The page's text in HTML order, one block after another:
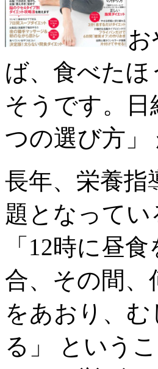
ば、食べた
そうです。日
つの選び方
長年、栄養指
題となって
「12時に昼
合、その間
をあおり、
る」 という